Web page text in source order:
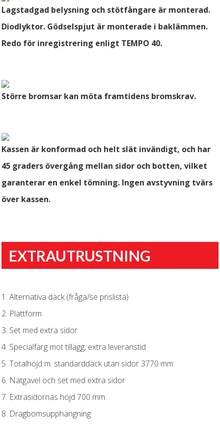
Lagstadgad belysning och stötfångare är monterad.
Diodlyktor. Gödselspjut är monterade i baklämmen.
Redo för inregistrering enligt TEMPO 40.
Större bromsar kan möta framtidens bromskrav.
Kassen är konformad och helt slät invändigt, och har
45 graders övergång mellan sidor och botten, vilket
garanterar en enkel tömning. Ingen avstyvning tvärs
över kassen.
EXTRAUTRUSTNING
1. Alternativa däck (fråga/se prislista)
2. Plattform
3. Set med extra sidor
4. Specialfärg mot tillägg, extra leveranstid
5. Totalhöjd m. standarddäck utan sidor 3770 mm
6. Nätgavel och set med extra sidor
7. Extrasidornas höjd 700 mm
8. Dragbomsupphängning